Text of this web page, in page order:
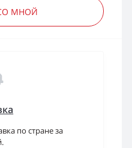
МНОЙ
по стране за